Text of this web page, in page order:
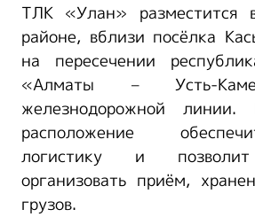
ТЛК «Улан» разместится
районе, вблизи посёлка
на пересечении
«Алматы – Усть-
железнодорожной линии.
расположение
логистику и
организовать приём,
грузов.